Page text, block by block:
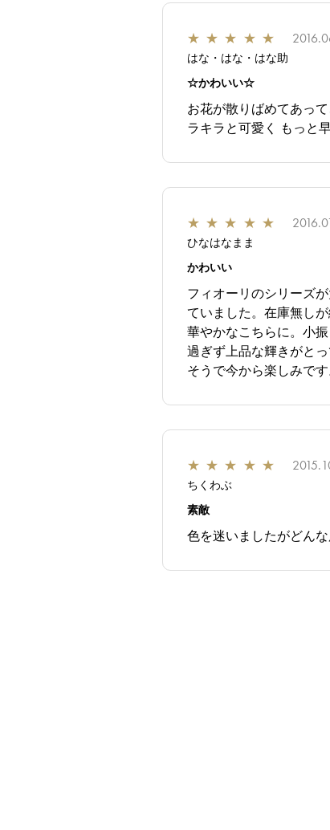
★ ★ ★ ★ ★
はな・はな・はな助
☆かわいい☆
お花が散りばめてあっ
ラキラと可愛く もっと
★ ★ ★ ★ ★
ひなはなまま
かわいい
フィオーリのシリーズ
ていました。在庫無し
華やかなこちらに。小
過ぎず上品な輝きがと
そうで今から楽しみです
★ ★ ★ ★ ★
ちくわぶ
素敵
色を迷いましたがどん